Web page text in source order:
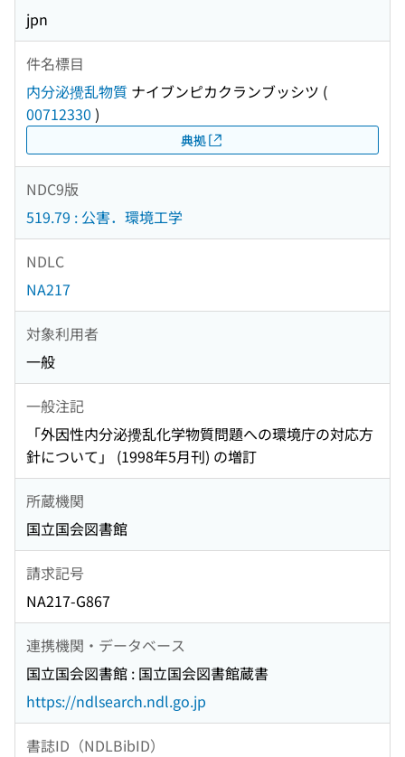
jpn
件名標目
内分泌攪乱物質 ナイブンピカクランブッシツ (
00712330 )
典拠
NDC9版
519.79 : 公害．環境工学
NDLC
NA217
対象利用者
一般
一般注記
「外因性内分泌攪乱化学物質問題への環境庁の対応方
針について」 (1998年5月刊) の増訂
所蔵機関
国立国会図書館
請求記号
NA217-G867
連携機関・データベース
国立国会図書館 : 国立国会図書館蔵書
https://ndlsearch.ndl.go.jp
書誌ID（NDLBibID）